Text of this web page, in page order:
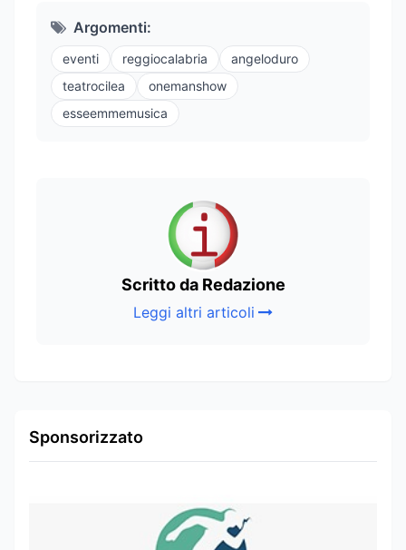
Argomenti:
eventi reggiocalabria
angeloduro
teatrocilea
onemanshow
esseemmemusica
Scritto da Redazione
Leggi altri articoli
Sponsorizzato